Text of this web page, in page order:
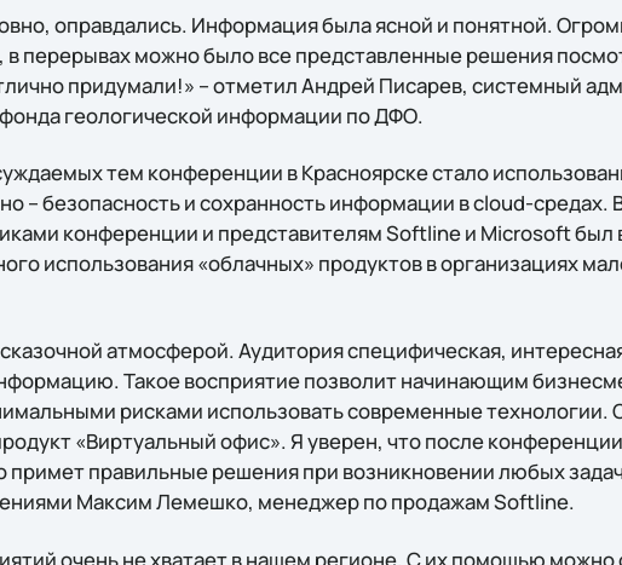
оправдались. Информация была ясной и понятной.
в перерывах можно было все представленные решения
придумали!» – отметил Андрей Писарев, системный
геологической информации по ДФО.
тем конференции в Красноярске стало
– безопасность и сохранность информации в cloud-средах.
конференции и представителям Softline и Microsoft был
использования «облачных» продуктов в организациях
атмосферой. Аудитория специфическая,
Такое восприятие позволит начинающим
рисками использовать современные технологии.
«Виртуальный офис». Я уверен, что после
правильные решения при возникновении любых задач
Максим Лемешко, менеджер по продажам Softline.
очень не хватает в нашем регионе. С их помощью можно